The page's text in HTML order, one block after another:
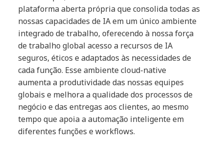
plataforma aberta própria que consolida todas as
nossas capacidades de IA em um único ambiente
integrado de trabalho, oferecendo à nossa força
de trabalho global acesso a recursos de IA
seguros, éticos e adaptados às necessidades de
cada função. Esse ambiente cloud-native
aumenta a produtividade das nossas equipes
globais e melhora a qualidade dos processos de
negócio e das entregas aos clientes, ao mesmo
tempo que apoia a automação inteligente em
diferentes funções e workflows.